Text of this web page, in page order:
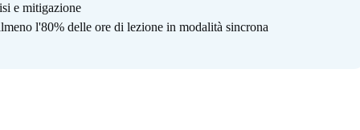
e mitigazione
l'80% delle ore di lezione in modalità sincrona